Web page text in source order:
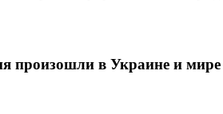
произошли в Украине и мире